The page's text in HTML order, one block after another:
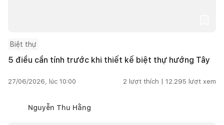
Biệt thự
5 điều cần tính trước khi thiết kế biệt thự hướng Tây
27/06/2026, lúc 10:00 2 lượt thích | 12.295 lượt xem
Nguyễn Thu Hằng